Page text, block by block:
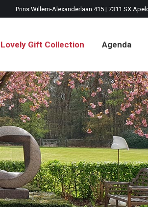
Prins Willem-Alexanderlaan 415 | 7311 SX
Lovely Gift Collection Agenda
Lovely Gift Collection Agenda